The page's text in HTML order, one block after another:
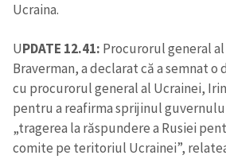
Ucraina.
UPDATE 12.41: Procurorul general
Braverman, a declarat că a semnat o
cu procurorul general al Ucrainei,
pentru a reafirma sprijinul
„tragerea la răspundere a Rusiei
comite pe teritoriul Ucrainei”,